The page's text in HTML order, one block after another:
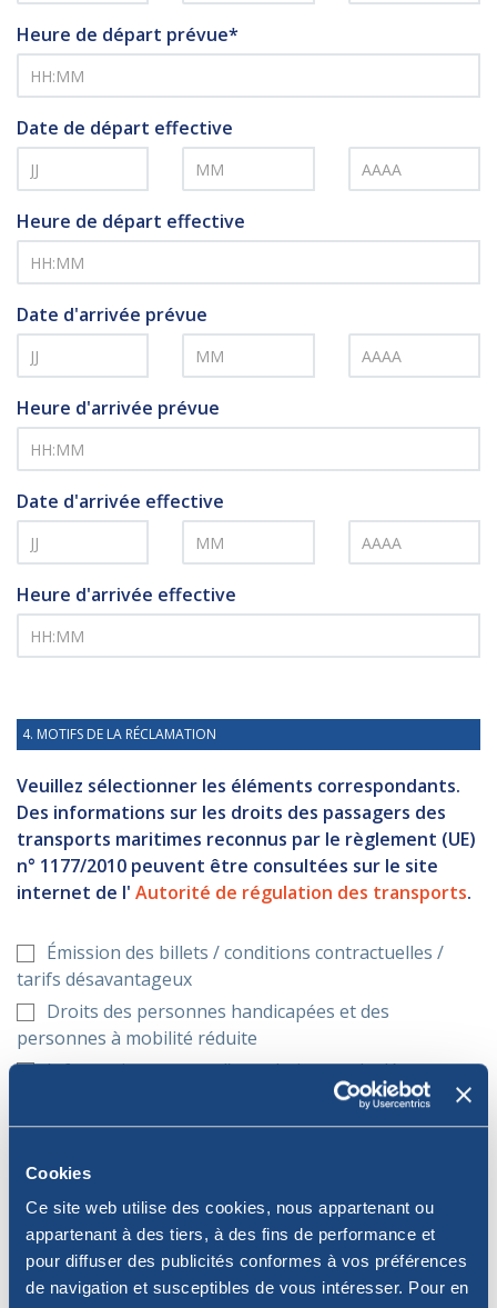
Cookies
Ce site web utilise des cookies, nous appartenant ou
appartenant à des tiers, à des fins de performance et
pour diffuser des publicités conformes à vos préférences
de navigation et susceptibles de vous intéresser. Pour en
Heure de départ prévue*
Date de départ effective
Heure de départ effective
Date d'arrivée prévue
Heure d'arrivée prévue
Date d'arrivée effective
Heure d'arrivée effective
4. MOTIFS DE LA RÉCLAMATION
Veuillez sélectionner les éléments correspondants.
Des informations sur les droits des passagers des
transports maritimes reconnus par le règlement (UE)
n° 1177/2010 peuvent être consultées sur le site
internet de l' Autorité de régulation des transports.
Émission des billets / conditions contractuelles /
tarifs désavantageux
Droits des personnes handicapées et des
personnes à mobilité réduite
Informations en cas d'annulation ou de départ
Informations sur le voyage
Informations sur les droits des passagers
départ annulé ou retardé
Assistance en cas de départ annulé ou retardé
Arrivée retardée et demande de compensation